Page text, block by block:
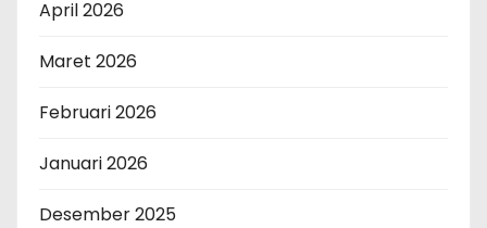
April 2026
Maret 2026
Februari 2026
Januari 2026
Desember 2025